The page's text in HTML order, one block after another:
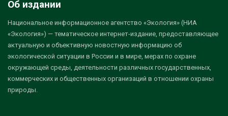
Об издании
Национальное информационное агентство «Экология» (НИА
«Экология») — тематическое интернет-издание, предоставляющее
актуальную и объективную новостную информацию об
экологической ситуации в России и в мире, мерах по охране
окружающей среды, деятельности различных государственных,
коммерческих и общественных организаций в отношении охраны
природы.